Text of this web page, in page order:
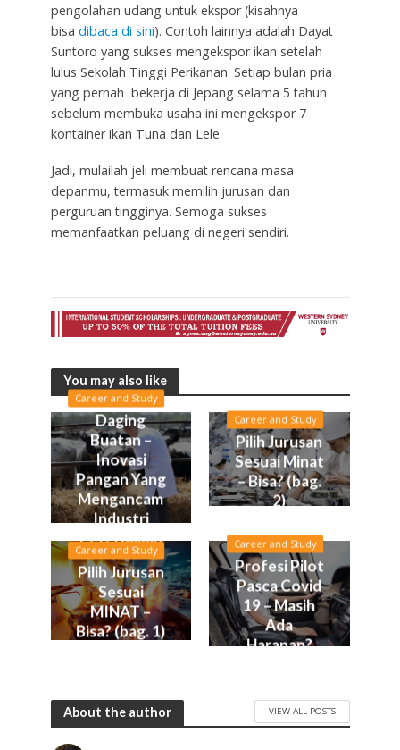
pengolahan udang untuk ekspor (kisahnya
bisa dibaca di sini). Contoh lainnya adalah Dayat
Suntoro yang sukses mengekspor ikan setelah
lulus Sekolah Tinggi Perikanan. Setiap bulan pria
yang pernah bekerja di Jepang selama 5 tahun
sebelum membuka usaha ini mengekspor 7
kontainer ikan Tuna dan Lele.
Jadi, mulailah jeli membuat rencana masa
depanmu, termasuk memilih jurusan dan
perguruan tingginya. Semoga sukses
memanfaatkan peluang di negeri sendiri.
You may also like
Career and Study
Daging
Buatan –
Inovasi
Pangan Yang
Mengancam
Industri
Peternakan
Career and Study
Pilih Jurusan
Sesuai Minat
– Bisa? (bag.
2)
Career and Study
Pilih Jurusan
Sesuai
MINAT –
Bisa? (bag. 1)
Career and Study
Profesi Pilot
Pasca Covid
19 – Masih
Ada
Harapan?
About the author VIEW ALL POSTS